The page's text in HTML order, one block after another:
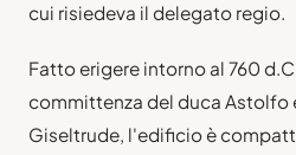
cui risiedeva il delegato regio.
Fatto erigere intorno al 760
committenza del duca Astolfo
Giseltrude, l'edificio è